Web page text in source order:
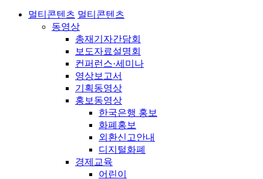
멀티콘텐츠 멀티콘텐츠
동영상
총재기자간담회
보도자료설명회
컨퍼런스·세미나
영상보고서
기획동영상
홍보동영상
한국은행 홍보
화폐홍보
외환신고안내
디지털화폐
경제교육
어린이